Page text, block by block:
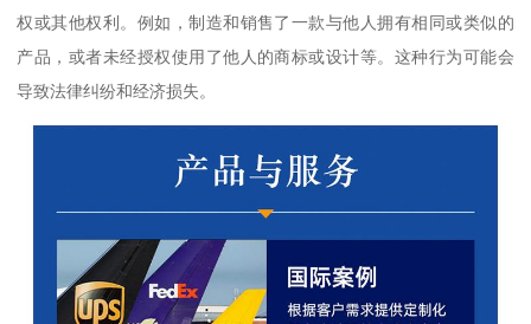
权或其他权利。例如，制造和销售了一款与他人拥有相同或类似的
产品，或者未经授权使用了他人的商标或设计等。这种行为可能会
导致法律纠纷和经济损失。